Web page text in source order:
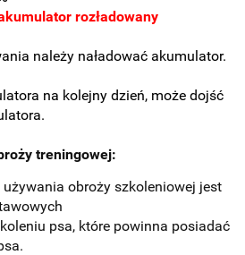
rozładowany
należy naładować akumulator.
na kolejny dzień, może dojść
treningowej:
obroży szkoleniowej jest
psa, które powinna posiadać